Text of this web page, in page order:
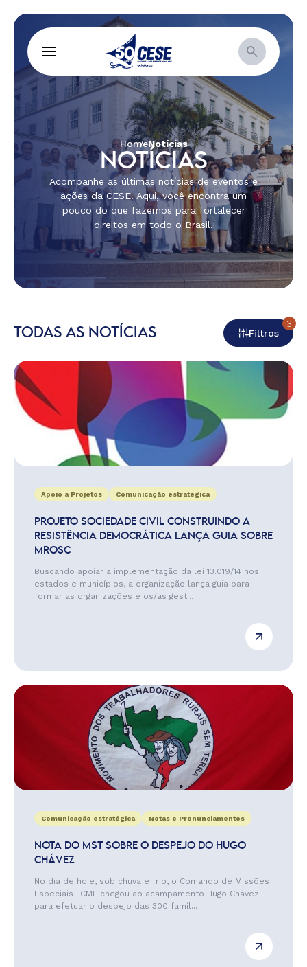
HomeNotícias
NOTÍCIAS
Acompanhe as últimas notícias de eventos e
ações da CESE. Aqui, você encontra um
pouco do que fazemos para fortalecer
direitos em todo o Brasil.
TODAS AS NOTÍCIAS Filtros
3
Apoio a Projetos Comunicação estratégica
PROJETO SOCIEDADE CIVIL CONSTRUINDO A
RESISTÊNCIA DEMOCRÁTICA LANÇA GUIA SOBRE
MROSC
Buscando apoiar a implementação da lei 13.019/14 nos
estados e municípios, a organização lança guia para
formar as organizações e os/as gest...
Comunicação estratégica Notas e Pronunciamentos
NOTA DO MST SOBRE O DESPEJO DO HUGO
CHÁVEZ
No dia de hoje, sob chuva e frio, o Comando de Missões
Especiais- CME chegou ao acampamento Hugo Chávez
para efetuar o despejo das 300 famíl...